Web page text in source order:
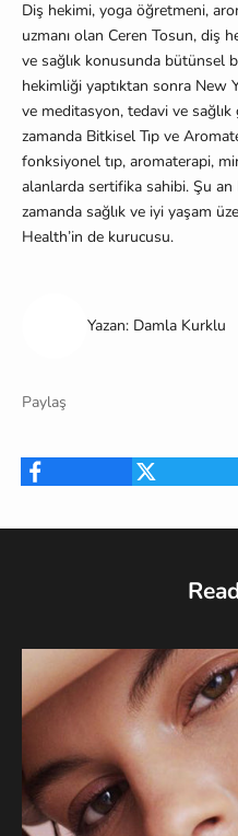
Diş hekimi, yoga öğretmeni,
uzmanı olan Ceren Tosun, diş
ve sağlık konusunda bütünsel
hekimliği yaptıktan sonra New
ve meditasyon, tedavi ve
zamanda Bitkisel Tıp ve
fonksiyonel tıp, aromaterapi,
alanlarda sertifika sahibi. Şu an
zamanda sağlık ve iyi yaşam
Health’in de kurucusu.
Yazan: Damla Kurklu
Paylaş